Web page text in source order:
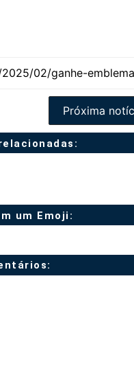
Próxima
um Emoji: